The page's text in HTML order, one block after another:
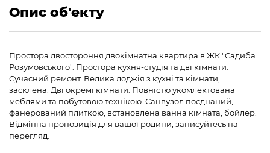
Опис об'екту
Простора двостороння двокімнатна квартира в ЖК "Садиба
Розумовського". Простора кухня-студія та дві кімнати.
Сучасний ремонт. Велика лоджія з кухні та кімнати,
засклена. Дві окремі кімнати. Повністю укомлектована
меблями та побутовою технікою. Санвузол поєднаний,
фанерований плиткою, встановлена ванна кімната, бойлер.
Відмінна пропозиція для вашої родини, записуйтесь на
перегляд.